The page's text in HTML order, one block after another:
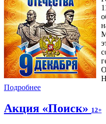
Подробнее
Акция «Поиск» 12+